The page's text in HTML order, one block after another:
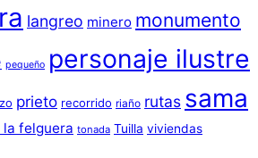
langreo minero monumento
pequeño personaje ilustre
prieto recorrido riaño rutas sama
felguera tonada Tuilla viviendas